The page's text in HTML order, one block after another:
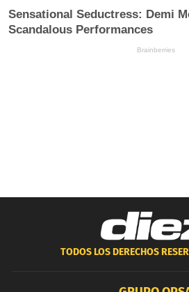
TODOS LOS DERECHOS